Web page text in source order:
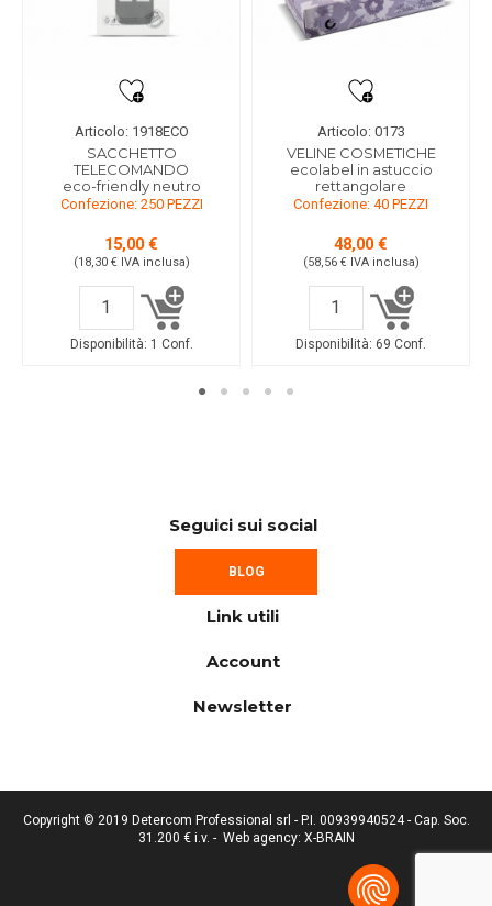
Articolo: 1918ECO
SACCHETTO
TELECOMANDO
eco-friendly neutro
Confezione: 250 PEZZI
15,00 €
(18,30 € IVA inclusa)
Disponibilità: 1 Conf.
Articolo: 0173
VELINE COSMETICHE
ecolabel in astuccio
rettangolare
Confezione: 40 PEZZI
48,00 €
(58,56 € IVA inclusa)
Disponibilità: 69 Conf.
Seguici sui social
BLOG
Link utili
Account
Newsletter
Copyright © 2019 Detercom Professional srl - P.I. 00939940524 - Cap. Soc.
31.200 € i.v. - Web agency: X-BRAIN